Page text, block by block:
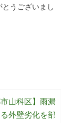
うございまし
市山科区】雨漏
外壁劣化を部